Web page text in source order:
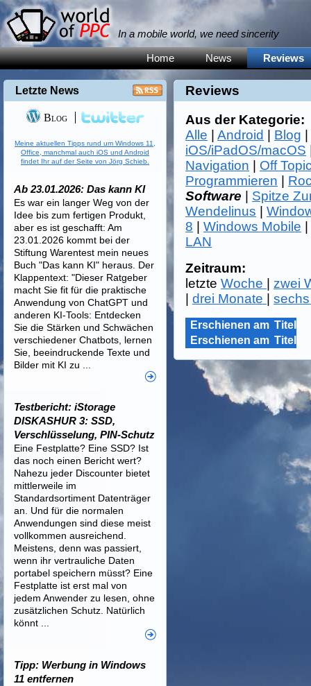
In a mobile world, we need sincerity
Home News Reviews
Reviews
Aus der Kategorie:
Alle |Android Blog
iOS/iPadOS/macOS
Navigation
Off
Programmieren
Software
Spitze
Wendelinus |
8 |Windows Mobile
LAN
Zeitraum:
letzteWoche
zwei
|drei Monate |
Erschienen am Titel
Erschienen am Titel
Letzte News
Blog
Meine aktuellen Tipps rund um Windows 11,
Office, manchmal auch iOS und Android
findet Ihr auf der Seite von Jörg Schieb.
Ab 23.01.2026: Das kann KI
Es war ein langer Weg von der
Idee bis zum fertigen Produkt,
aber es ist geschafft: Am
23.01.2026 kommt bei der
Stiftung Warentest mein neues
Buch "Das kann KI" heraus. Der
Klappentext: "Dieser Ratgeber
macht Sie fit für die praktische
Anwendung von ChatGPT und
anderen KI-Tools: Entdecken
Sie die Stärken und Schwächen
verschiedener Chatbots, lernen
Sie, beeindruckende Texte und
Bilder mit KI zu ...
Testbericht: iStorage
DISKASHUR 3: SSD,
Verschlüsselung, PIN-Schutz
Eine Festplatte? Eine SSD? Ist
das noch einen Bericht wert?
Nahezu jeder Discounter bietet
mittlerweile im
Standardsortiment Datenträger
an. Und für die normalen
Anwendungen sind diese meist
vollkommen ausreichend.
Meistens, denn was passiert,
wenn ihr vertrauliche Daten
portabel speichern müsst? Eine
Festplatte ist erst mal von
jedem Anwender zu lesen, ohne
zusätzlichen Schutz. Natürlich
könnt ...
Tipp: Werbung in Windows
11 entfernen